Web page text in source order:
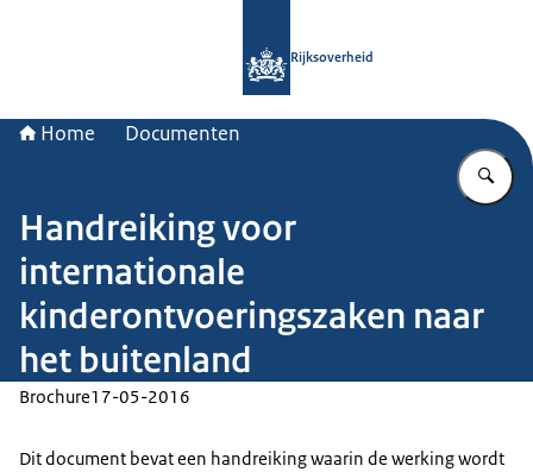
Rijksoverheid
Home Documenten
Handreiking voor
internationale
kinderontvoeringszaken naar
het buitenland
Brochure17-05-2016
Dit document bevat een handreiking waarin de werking wordt